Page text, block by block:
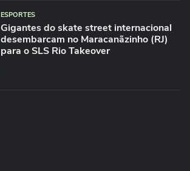
ESPORTES
Gigantes do skate street internacional
desembarcam no Maracanãzinho (RJ)
para o SLS Rio Takeover